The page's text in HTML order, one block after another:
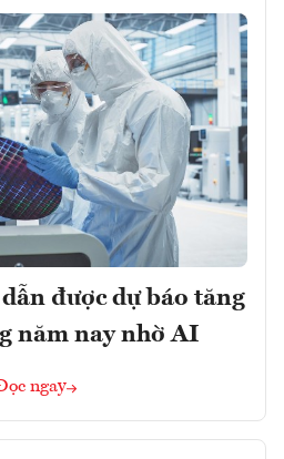
được dự báo tăng
năm nay nhờ AI
ngay